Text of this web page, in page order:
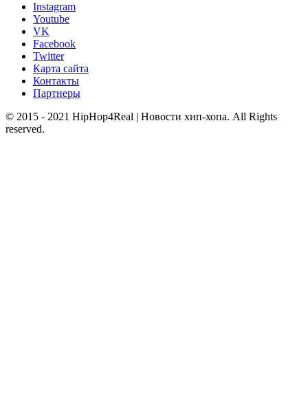
Instagram
Youtube
VK
Facebook
Twitter
Карта сайта
Контакты
Партнеры
© 2015 - 2021 HipHop4Real | Новости хип-хопа. All Rights
reserved.